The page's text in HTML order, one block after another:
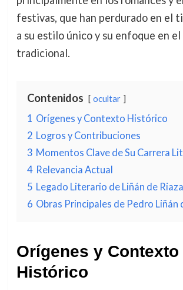
festivas, que han perdurado en el
a su estilo único y su enfoque en el
tradicional.
Contenidos ocultar
1 Orígenes y Contexto Histórico
2 Logros y Contribuciones
3 Momentos Clave de Su Carrera
4 Relevancia Actual
5 Legado Literario de Liñán de Riaza
6 Obras Principales de Pedro Liñán
Orígenes y Contexto
Histórico